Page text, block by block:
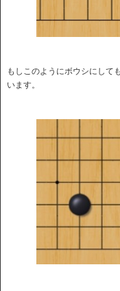
もしこのようにボウシにして
います。